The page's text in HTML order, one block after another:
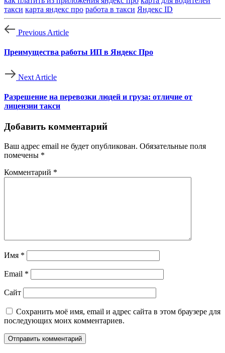
такси карта яндекс про работа в такси Яндекс ID
Previous Article
Преимущества работы ИП в Яндекс Про
Next Article
Разрешение на перевозки людей и груза: отличие от
лицензии такси
Добавить комментарий
Ваш адрес email не будет опубликован. Обязательные поля
помечены *
Комментарий *
Имя *
Email *
Сайт
Сохранить моё имя, email и адрес сайта в этом браузере для
последующих моих комментариев.